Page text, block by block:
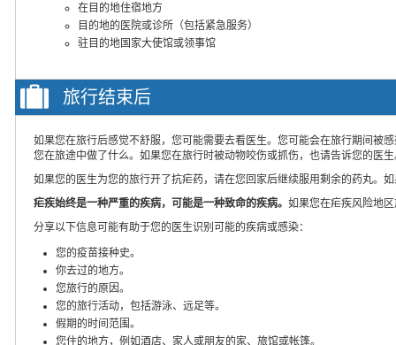
在目的地住宿地方
目的地的医院或诊所（包括紧急服务）
驻目的地国家大使馆或领事馆
旅行结束后
如果您在旅行后感觉不舒服，您可能需要去看医生。您可能会在旅行期间被
您在旅途中做了什么。如果您在旅行时被动物咬伤或抓伤，也请告诉您的医
如果您的医生为您的旅行开了抗疟药，请在您回家后继续服用剩余的药丸。
疟疾始终是一种严重的疾病，可能是一种致命的疾病。 如果您在疟疾风险地
分享以下信息可能有助于您的医生识别可能的疾病或感染：
您的疫苗接种史。
你去过的地方。
您旅行的原因。
您的旅行活动，包括游泳、远足等。
假期的时间范围。
您住的地方，例如酒店、家人或朋友的家、旅馆或帐篷。